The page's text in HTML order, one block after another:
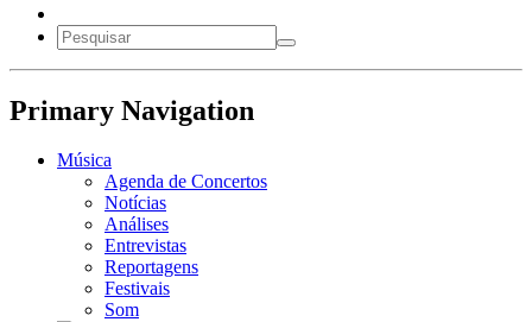
Primary Navigation
Música
Agenda de Concertos
Notícias
Análises
Entrevistas
Reportagens
Festivais
Som